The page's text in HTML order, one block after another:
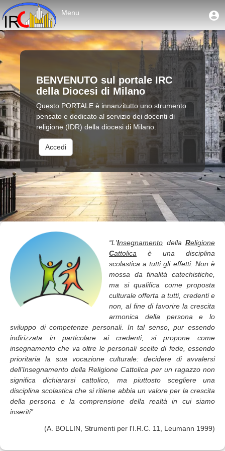
principale
Home
|
IrcMi
User
account
menu
Menu
navigation
BENVENUTO sul portale IRC
della Diocesi di Milano
Questo PORTALE è innanzitutto uno strumento
pensato e dedicato al servizio dei docenti di
religione (IDR) della diocesi di Milano.
Accedi
“L'Insegnamento della Religione
Cattolica è una disciplina
scolastica a tutti gli effetti. Non è
mossa da finalità catechistiche,
ma si qualifica come proposta
culturale offerta a tutti, credenti e
non, al fine di favorire la crescita
armonica della persona e lo
sviluppo di competenze personali. In tal senso, pur essendo
indirizzata in particolare ai credenti, si propone come
insegnamento che va oltre le personali scelte di fede, essendo
prioritaria la sua vocazione culturale: decidere di avvalersi
dell'Insegnamento della Religione Cattolica per un ragazzo non
significa dichiararsi cattolico, ma piuttosto scegliere una
disciplina scolastica che si ritiene abbia un valore per la crescita
della persona e la comprensione della realtà in cui siamo
inseriti”
(A. BOLLIN, Strumenti per l'I.R.C. 11, Leumann 1999)